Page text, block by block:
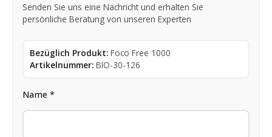
Senden Sie uns eine Nachricht und erhalten Sie
persönliche Beratung von unseren Experten
Bezüglich Produkt: Foco Free 1000
Artikelnummer: BIO-30-126
Name *